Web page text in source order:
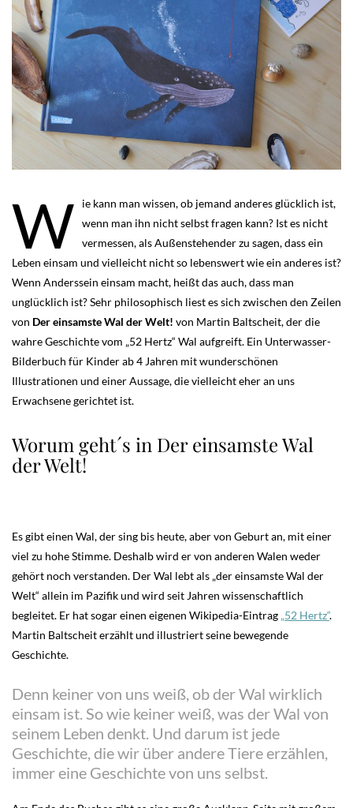
W
ie kann man wissen, ob jemand anderes glücklich ist,
wenn man ihn nicht selbst fragen kann? Ist es nicht
vermessen, als Außenstehender zu sagen, dass ein
Leben einsam und vielleicht nicht so lebenswert wie ein anderes ist?
Wenn Anderssein einsam macht, heißt das auch, dass man
unglücklich ist? Sehr philosophisch liest es sich zwischen den Zeilen
von Der einsamste Wal der Welt! von Martin Baltscheit, der die
wahre Geschichte vom „52 Hertz“ Wal aufgreift. Ein Unterwasser-
Bilderbuch für Kinder ab 4 Jahren mit wunderschönen
Illustrationen und einer Aussage, die vielleicht eher an uns
Erwachsene gerichtet ist.
Worum geht´s in Der einsamste Wal
der Welt!
Es gibt einen Wal, der sing bis heute, aber von Geburt an, mit einer
viel zu hohe Stimme. Deshalb wird er von anderen Walen weder
gehört noch verstanden. Der Wal lebt als „der einsamste Wal der
Welt“ allein im Pazifik und wird seit Jahren wissenschaftlich
begleitet. Er hat sogar einen eigenen Wikipedia-Eintrag „52 Hertz“.
Martin Baltscheit erzählt und illustriert seine bewegende
Geschichte.
Denn keiner von uns weiß, ob der Wal wirklich
einsam ist. So wie keiner weiß, was der Wal von
seinem Leben denkt. Und darum ist jede
Geschichte, die wir über andere Tiere erzählen,
immer eine Geschichte von uns selbst.